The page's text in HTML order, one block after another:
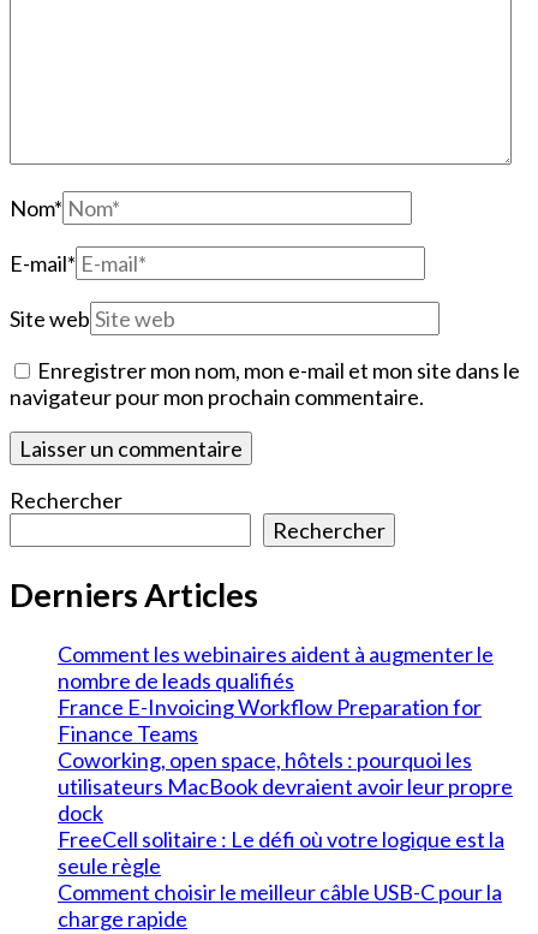
Nom*
E-mail*
Site web
Enregistrer mon nom, mon e-mail et mon site dans le
navigateur pour mon prochain commentaire.
Rechercher
Rechercher
Derniers Articles
Comment les webinaires aident à augmenter le
nombre de leads qualifiés
France E-Invoicing Workflow Preparation for
Finance Teams
Coworking, open space, hôtels : pourquoi les
utilisateurs MacBook devraient avoir leur propre
dock
FreeCell solitaire : Le défi où votre logique est la
seule règle
Comment choisir le meilleur câble USB-C pour la
charge rapide